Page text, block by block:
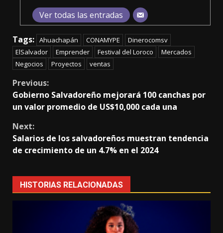
Ver todas las entradas
Tags: Ahuachapán CONAMYPE
Dinerocomsv
ElSalvador
Emprender Festival del Loroco
Mercados
Negocios
Proyectos ventas
Continue
Reading
Previous:
Gobierno Salvadoreño mejorará 100 canchas por
un valor promedio de US$10,000 cada una
Next:
Salarios de los salvadoreños muestran tendencia
de crecimiento de un 4.7% en el 2024
HISTORIAS RELACIONADAS